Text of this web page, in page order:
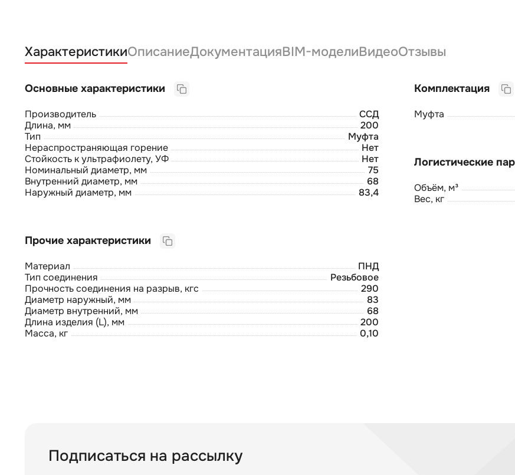
ХарактеристикиОписаниеДокументацияBIM-моделиВидеоОтзывы
Производитель
ССД
Длина, мм
200
Тип
Муфта
Нераспространяющая горение
Нет
Стойкость к ультрафиолету, УФ
Нет
Номинальный диаметр, мм
75
Внутренний диаметр, мм
68
Наружный диаметр, мм
83,4
Материал
ПНД
Тип соединения
Резьбовое
Прочность соединения на разрыв, кгс
290
Диаметр наружный, мм
83
Диаметр внутренний, мм
68
Длина изделия (L), мм
200
Масса, кг
0,10
Муфта
Объём, м³
Вес, кг
Подписаться на рассылку